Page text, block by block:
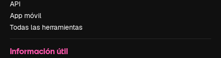
API
App móvil
Todas las herramientas
Información útil